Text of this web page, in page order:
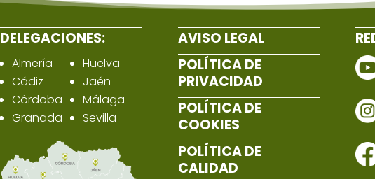
DELEGACIONES:
Almería
Cádiz
Córdoba
Granada
Huelva
Jaén
Málaga
Sevilla
AVISO LEGAL
POLÍTICA DE
PRIVACIDAD
POLÍTICA DE
COOKIES
POLÍTICA DE
CALIDAD